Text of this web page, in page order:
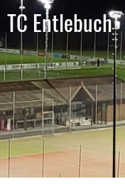
TC Entlebuch